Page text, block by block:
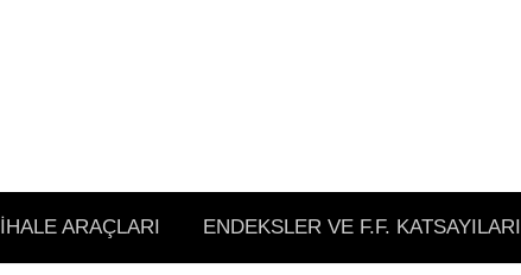
İHALE ARAÇLARI ENDEKSLER VE F.F. KATSAYILARI